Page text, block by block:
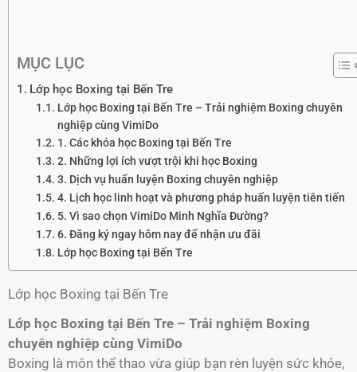
MỤC LỤC
Lớp học Boxing tại Bến Tre
Lớp học Boxing tại Bến Tre – Trải nghiệm Boxing chuyên
nghiệp cùng VimiDo
1. Các khóa học Boxing tại Bến Tre
2. Những lợi ích vượt trội khi học Boxing
3. Dịch vụ huấn luyện Boxing chuyên nghiệp
4. Lịch học linh hoạt và phương pháp huấn luyện tiên tiến
5. Vì sao chọn VimiDo Minh Nghĩa Đường?
6. Đăng ký ngay hôm nay để nhận ưu đãi
Lớp học Boxing tại Bến Tre
Lớp học Boxing tại Bến Tre
Lớp học Boxing tại Bến Tre – Trải nghiệm Boxing
chuyên nghiệp cùng VimiDo
Boxing là môn thể thao vừa giúp bạn rèn luyện sức khỏe,